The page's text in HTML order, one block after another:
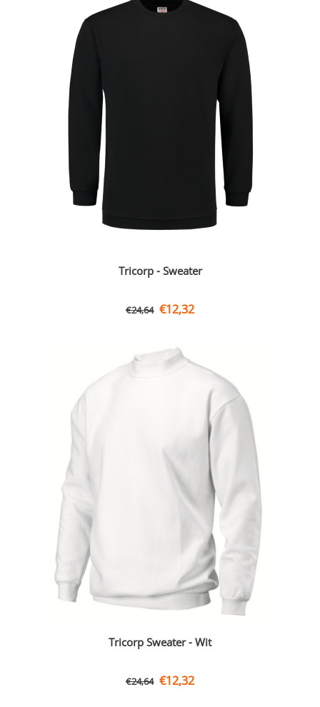
Tricorp - Sweater
€24,64 €12,32
Tricorp Sweater - Wit
€24,64 €12,32